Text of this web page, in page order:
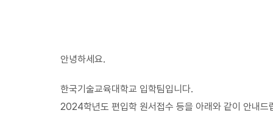
안녕하세요.
한국기술교육대학교 입학팀입니다.
2024학년도 편입학 원서접수 등을 아래와 같이 안내드